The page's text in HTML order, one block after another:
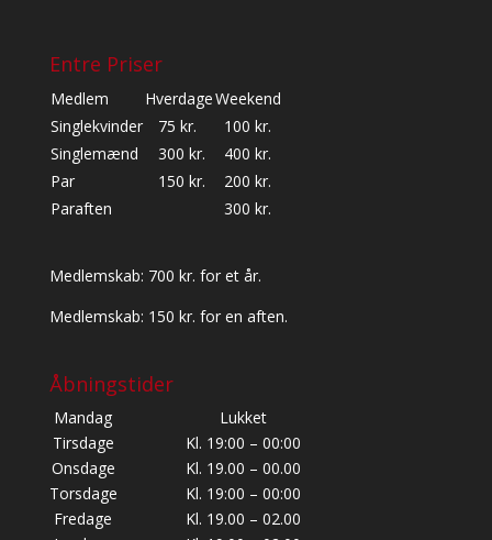
Entre Priser
Medlem HverdageWeekend
Singlekvinder
75 kr.
100 kr.
Singlemænd
300 kr.
400 kr.
Par
150 kr.
200 kr.
Paraften
300 kr.
Medlemskab: 700 kr. for et år.
Medlemskab: 150 kr. for en aften.
Åbningstider
Mandag
Lukket
Tirsdage
Kl. 19:00 – 00:00
Onsdage
Kl. 19.00 – 00.00
Torsdage
Kl. 19:00 – 00:00
Fredage
Kl. 19.00 – 02.00